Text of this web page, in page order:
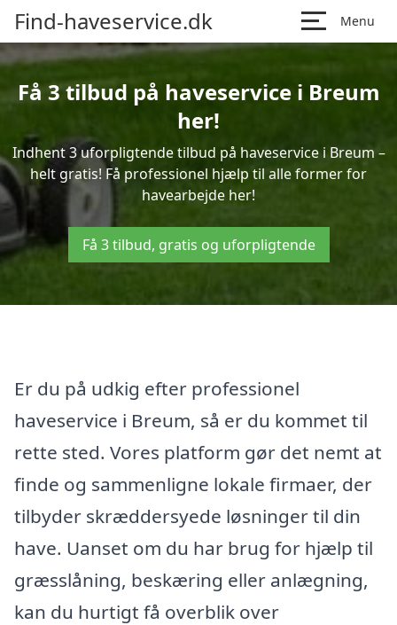
Find-haveservice.dk Menu
Få 3 tilbud på haveservice i Breum
her!
Indhent 3 uforpligtende tilbud på haveservice i Breum –
helt gratis! Få professionel hjælp til alle former for
havearbejde her!
Få 3 tilbud, gratis og uforpligtende
Er du på udkig efter professionel
haveservice i Breum, så er du kommet til
rette sted. Vores platform gør det nemt at
finde og sammenligne lokale firmaer, der
tilbyder skræddersyede løsninger til din
have. Uanset om du har brug for hjælp til
græsslåning, beskæring eller anlægning,
kan du hurtigt få overblik over